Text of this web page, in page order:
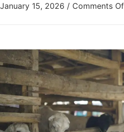
January 15, 2026 / Comments